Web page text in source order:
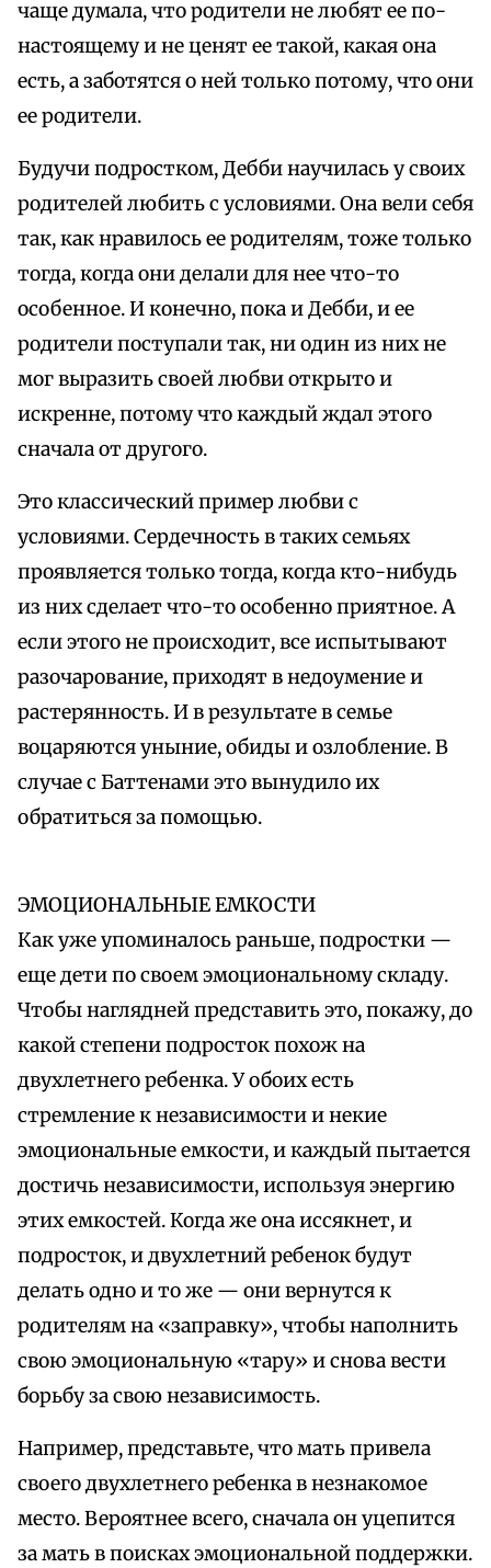
чаще думала, что родители не любят ее по-
настоящему и не ценят ее такой, какая она
есть, а заботятся о ней только потому, что они
ее родители.
Будучи подростком, Дебби научилась у своих
родителей любить с условиями. Она вели себя
так, как нравилось ее родителям, тоже только
тогда, когда они делали для нее что-то
особенное. И конечно, пока и Дебби, и ее
родители поступали так, ни один из них не
мог выразить своей любви открыто и
искренне, потому что каждый ждал этого
сначала от другого.
Это классический пример любви с
условиями. Сердечность в таких семьях
проявляется только тогда, когда кто-нибудь
из них сделает что-то особенно приятное. А
если этого не происходит, все испытывают
разочарование, приходят в недоумение и
растерянность. И в результате в семье
воцаряются уныние, обиды и озлобление. В
случае с Баттенами это вынудило их
обратиться за помощью.
ЭМОЦИОНАЛЬНЫЕ ЕМКОСТИ
Как уже упоминалось раньше, подростки —
еще дети по своем эмоциональному складу.
Чтобы наглядней представить это, покажу, до
какой степени подросток похож на
двухлетнего ребенка. У обоих есть
стремление к независимости и некие
эмоциональные емкости, и каждый пытается
достичь независимости, используя энергию
этих емкостей. Когда же она иссякнет, и
подросток, и двухлетний ребенок будут
делать одно и то же — они вернутся к
родителям на «заправку», чтобы наполнить
свою эмоциональную «тару» и снова вести
борьбу за свою независимость.
Например, представьте, что мать привела
своего двухлетнего ребенка в незнакомое
место. Вероятнее всего, сначала он уцепится
за мать в поисках эмоциональной поддержки.